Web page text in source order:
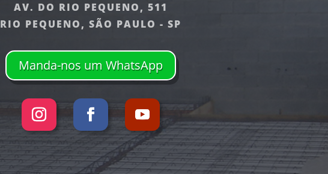
AV. DO RIO PEQUENO, 511
RIO PEQUENO, SÃO PAULO - SP
Manda-nos um WhatsApp